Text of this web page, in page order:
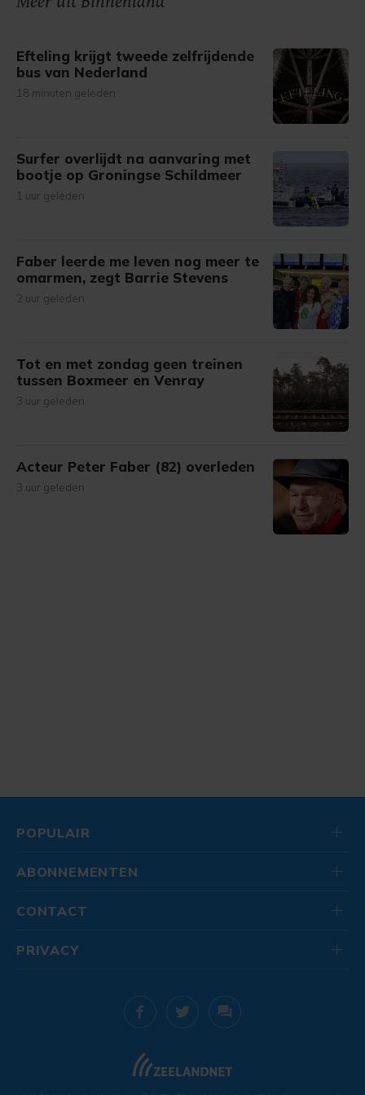
Efteling krijgt tweede zelfrijdende
bus van Nederland
18 minuten geleden
Surfer overlijdt na aanvaring met
bootje op Groningse Schildmeer
1 uur geleden
Faber leerde me leven nog meer te
omarmen, zegt Barrie Stevens
2 uur geleden
Tot en met zondag geen treinen
tussen Boxmeer en Venray
3 uur geleden
Acteur Peter Faber (82) overleden
3 uur geleden
POPULAIR
ABONNEMENTEN
CONTACT
PRIVACY